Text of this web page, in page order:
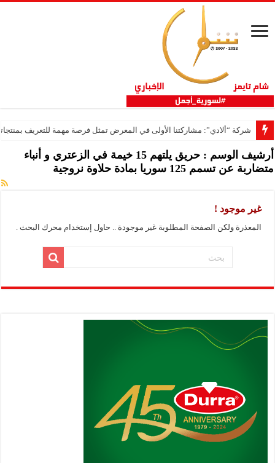
شركة “ألادي”: مشاركتنا الأولى في المعرض تمثل فرصة مهمة للتعريف
أرشيف الوسم :
حريق يلتهم 15 خيمة في الزعتري و أنباء
متضاربة عن تسمم 125 سوريا بمادة حلاوة نروجية
غير موجود !
المعذرة ولكن الصفحة المطلوبة غير موجودة .. حاول إستخدام محرك البحث .